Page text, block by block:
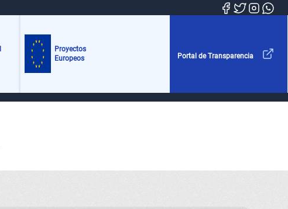
Proyectos
Europeos
Portal de Transparencia